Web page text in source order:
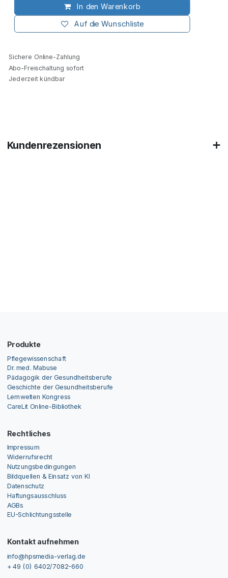
In den Warenkorb
Auf die Wunschliste
Sichere Online-Zahlung
Abo-Freischaltung sofort
Jederzeit kündbar
Kundenrezensionen
Produkte
Pflegewissenschaft
Dr. med. Mabuse
Pädagogik der Gesundheitsberufe
Geschichte der Gesundheitsberufe
Lernwelten Kongress
CareLit Online-Bibliothek
Rechtliches
Impressum
Widerrufsrecht
Nutzungsbedingungen
Bildquellen & Einsatz von KI
Datenschutz
Haftungsausschluss
AGBs
EU-Schlichtungsstelle
Kontakt aufnehmen
info@hpsmedia-verlag.de
+ 49 (0) 6402/7082-660